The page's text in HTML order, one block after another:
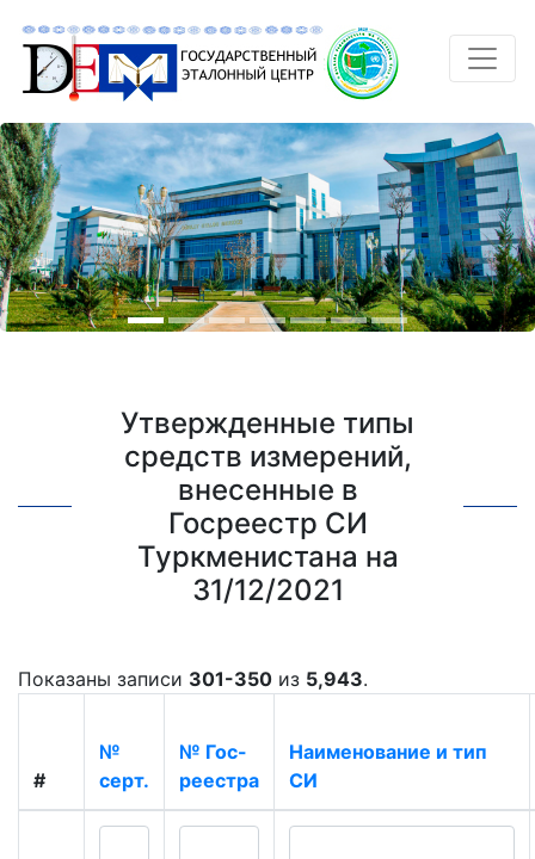
Утвержденные типы
средств измерений,
внесенные в
Госреестр СИ
Туркменистана на
31/12/2021
Показаны записи 301-350 из 5,943.
#
№
серт.
№ Гос-
реестра
Наименование и тип
СИ